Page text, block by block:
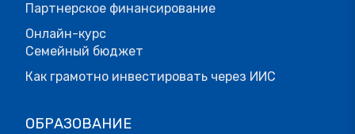
Партнерское финансирование
Онлайн-курс
Семейный бюджет
Как грамотно инвестировать через ИИС
ОБРАЗОВАНИЕ